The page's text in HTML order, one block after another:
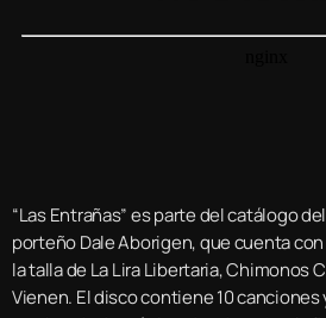
“Las Entrañas” es parte del catálogo
porteño Dale Aborigen, que cuenta
la talla de La Lira Libertaria, Chimonos
Vienen. El disco contiene 10 canciones